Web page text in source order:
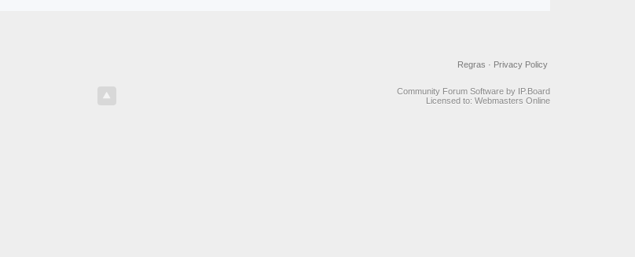
Privacy Policy
Regras ·
Community Forum Software by IP.Board
Licensed to: Webmasters Online